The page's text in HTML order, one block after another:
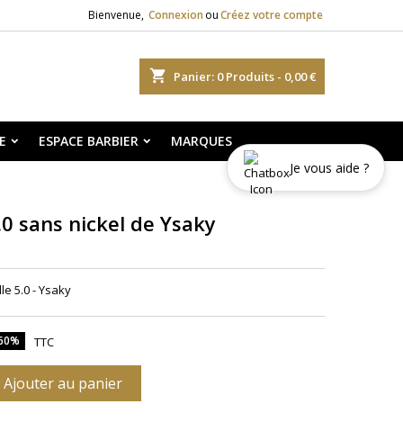
Bienvenue, Connexion ouCréez votre compte
shopping_cart Panier: 0Produits - 0,00 €
ESPACE BARBIER MARQUES
sans nickel de Ysaky
5.0 - Ysaky
TTC
Ajouter au panier
Je vous aide ?